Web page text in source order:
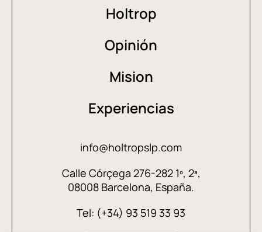
Holtrop
Opinión
Mision
Experiencias
info@holtropslp.com
Calle Córçega 276-282 1º, 2ª,
08008 Barcelona, España.
Tel: (+34) 93 519 33 93